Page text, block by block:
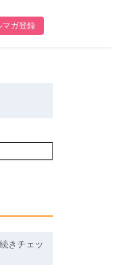
マガ登録
きチェッ